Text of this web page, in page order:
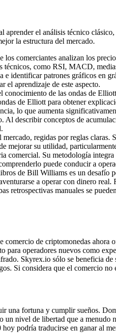
el análisis técnico
la estructura del mercado.
comerciantes analizan los
como RSI, MACD,
identificar patrones gráficos en
el aprendizaje de este aspecto.
de las ondas de
de Elliott para obtener
lo que aumenta
describir conceptos de
regidas por reglas
mejorar su utilidad,
comercial. Su metodología
puede conducir a
de Bill Williams es un desafío
a operar con dinero
retrospectivas manuales se
de criptomonedas
operadores nuevos como
Skyrex.io sólo se beneficia
Si considera que el comercio
una fortuna y cumplir sueños.
nivel de libertad que a
podría traducirse en ganar al